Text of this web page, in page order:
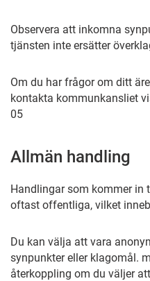
Observera att inkomna
tjänsten inte ersätter
Om du har frågor om ditt
kontakta kommunkansliet
05
Allmän handling
Handlingar som kommer in
oftast offentliga, vilket
Du kan välja att vara
synpunkter eller klagomål.
återkoppling om du väljer